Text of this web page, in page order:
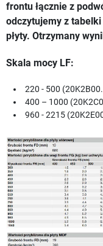
frontu łącznie z
odczytujemy z
płyty. Otrzymany
Skala mocy LF:
220 - 500
400 – 1000
960 - 2215